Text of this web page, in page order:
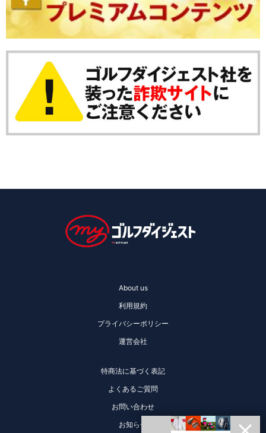
About us
利用規約
プライバシーポリシー
運営会社
特商法に基づく表記
よくあるご質問
お問い合わせ
お知らせ